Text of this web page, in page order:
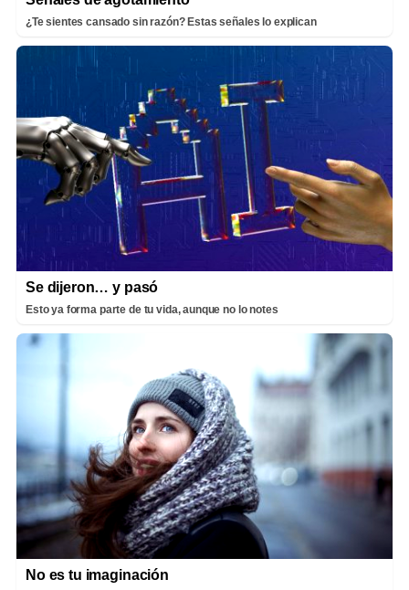
¿Te sientes cansado sin razón? Estas señales lo explican
Se dijeron… y pasó
Esto ya forma parte de tu vida, aunque no lo notes
No es tu imaginación